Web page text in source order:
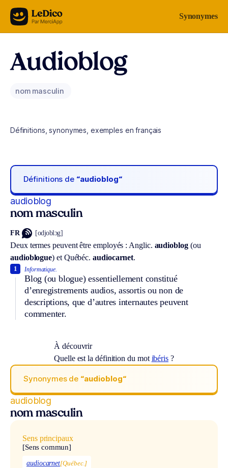
Aller au contenu Synonymes
Audioblog
nom masculin
Définitions, synonymes, exemples en français
Définitions de “audioblog“
audioblog
nom masculin
FR [odjoblɔg]
Deux termes peuvent être employés : Anglic. audioblog(ou
audioblogue) et Québéc. audiocarnet.
Informatique.
Blog (ou blogue) essentiellement constitué
d’enregistrements audios, assortis ou non de
descriptions, que d’autres internautes peuvent
commenter.
1
À découvrir
Quelle est la définition du mot ibéris ?
Synonymes de “audioblog“
audioblog
nom masculin
Sens principaux
[Sens commun]
audiocarnet[Québec.]